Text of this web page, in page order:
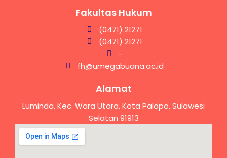
Fakultas Hukum
(0471) 21271
(0471) 21271
-
fh@umegabuana.ac.id
Alamat
Luminda, Kec. Wara Utara, Kota Palopo, Sulawesi
Selatan 91913